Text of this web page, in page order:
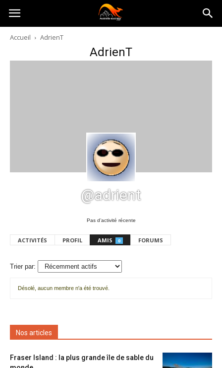
Australia-
australie.com
Accueil AdrienT
AdrienT
@adrient
Pas d’activité récente
ACTIVITÉS PROFIL AMIS 0 FORUMS
Trier par:
amis
Désolé, aucun membre n'a été trouvé.
Nos articles
Fraser Island : la plus grande île de sable du